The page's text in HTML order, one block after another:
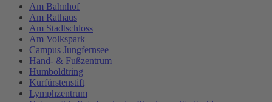
Am Bahnhof
Am Rathaus
Am Stadtschloss
Am Volkspark
Campus Jungfernsee
Hand- & Fußzentrum
Humboldtring
Kurfürstenstift
Lymphzentrum